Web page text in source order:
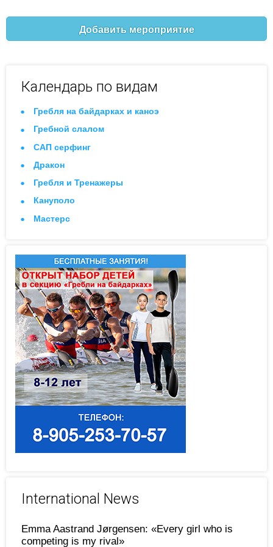
Добавить мероприятие
Календарь по видам
Гребля на байдарках и каноэ
Гребной слалом
САП серфинг
Дракон
Гребля и Тренажеры
Кануполо
Мастерс
International News
Emma Aastrand Jørgensen: «Every girl who is
competing is my rival»